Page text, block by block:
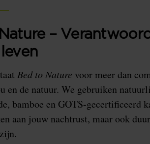
–
Bed to Nature voor meer dan
en de natuur. We gebruiken
bamboe en GOTS-gecertificeerd
aan jouw nachtrust, maar ook